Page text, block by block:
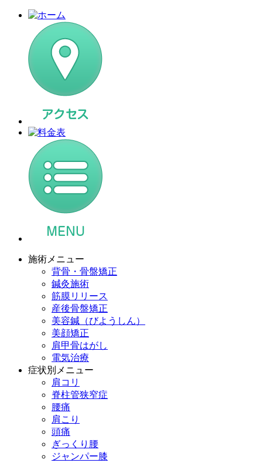
施術メニュー
背骨・骨盤矯正
鍼灸施術
筋膜リリース
産後骨盤矯正
美容鍼（びようしん）
美顔矯正
肩甲骨はがし
電気治療
症状別メニュー
肩コリ
脊柱管狭窄症
腰痛
肩こり
頭痛
ぎっくり腰
ジャンパー膝